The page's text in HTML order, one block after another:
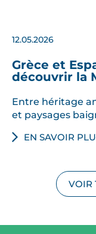
12.05.2026
Grèce et
découvrir la
Entre héritage
et paysages
EN SAVOIR
VOIR